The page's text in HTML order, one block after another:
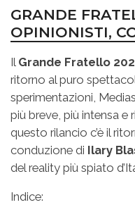
GRANDE
OPINIONISTI,
Il Grande Fratello
ritorno al puro
sperimentazioni,
più breve, più intensa e
questo rilancio c’è il
conduzione di Ilary
del reality più spiato
Indice: